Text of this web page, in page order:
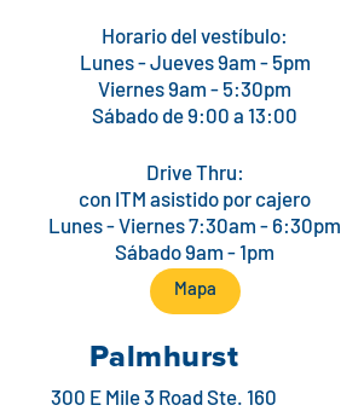
Horario del vestíbulo:
Lunes - Jueves 9am - 5pm
Viernes 9am - 5:30pm
Sábado de 9:00 a 13:00
Drive Thru:
con ITM asistido por cajero
Lunes - Viernes 7:30am - 6:30pm
Sábado 9am - 1pm
Mapa
Palmhurst
300 E Mile 3 Road Ste. 160